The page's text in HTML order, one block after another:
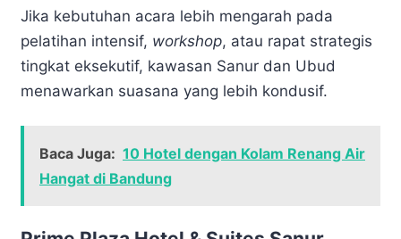
Jika kebutuhan acara lebih mengarah pada
pelatihan intensif, workshop, atau rapat strategis
tingkat eksekutif, kawasan Sanur dan Ubud
menawarkan suasana yang lebih kondusif.
Baca Juga: 10 Hotel dengan Kolam Renang Air
Hangat di Bandung